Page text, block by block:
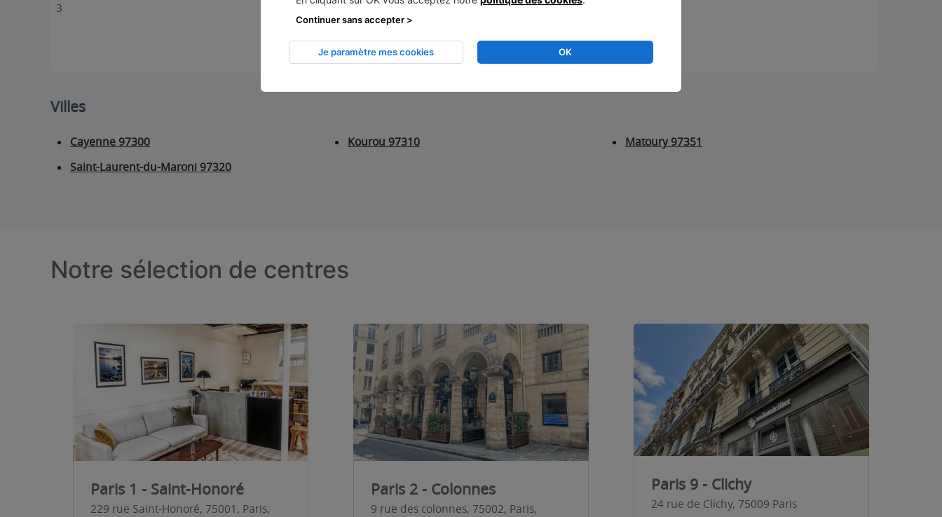
3
Guadeloupe
La Réunion
Mayotte
Villes
Cayenne 97300 Kourou 97310
Matoury 97351
Saint-Laurent-du-Maroni 97320
Notre sélection de centres
Paris 1 - Saint-Honoré
229 rue Saint-Honoré, 75001, Paris,
Paris 2 - Colonnes
9 rue des colonnes, 75002, Paris,
Paris 9 - Clichy
24 rue de Clichy, 75009 Paris
OK
Je paramètre mes cookies
Continuer sans accepter >